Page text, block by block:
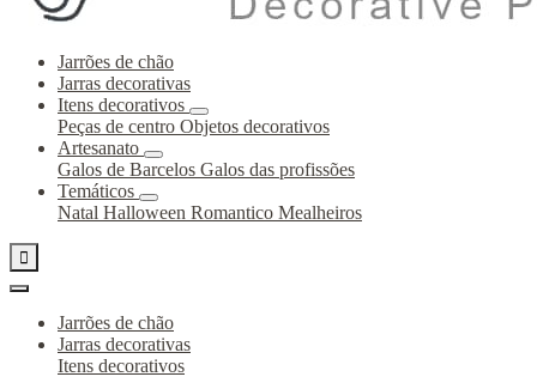
Jarrões de chão
Jarras decorativas
Itens decorativos
Peças de centro Objetos decorativos
Artesanato
Galos de Barcelos Galos das profissões
Temáticos
Natal Halloween Romantico Mealheiros

Jarrões de chão
Jarras decorativas
Itens decorativos